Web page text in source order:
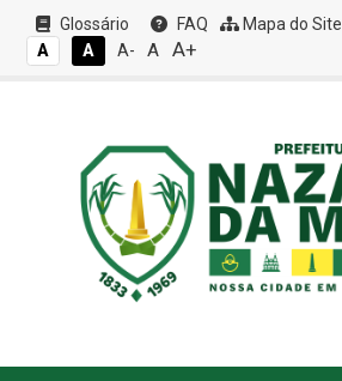
Glossário FAQ Mapa do Site
A
A A- A A+